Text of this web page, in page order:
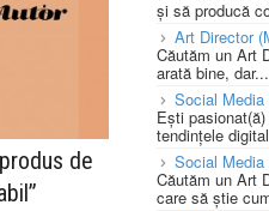
de
și să producă
Art Director
Căutăm un Art
arată bine, dar...
Social
Ești
tendințele
Social
Căutăm un Art
care să știe